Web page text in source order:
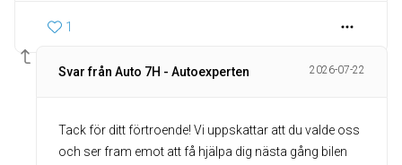
1
Svar från Auto 7H - Autoexperten 2026-07-22
Tack för ditt förtroende! Vi uppskattar att du valde oss
och ser fram emot att få hjälpa dig nästa gång bilen